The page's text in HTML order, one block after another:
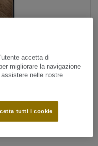
accetta di
migliorare la navigazione
nelle nostre
tutti i cookie